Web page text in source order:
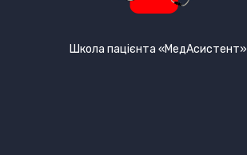
Школа пацієнта «МедАсистент»